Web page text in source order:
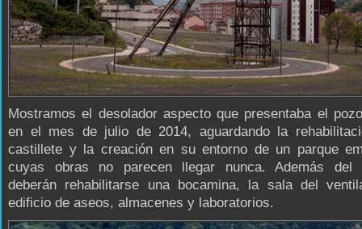
Mostramos el desolador aspecto que presentaba el
en el mes de julio de 2014, aguardando la
castillete y la creación en su entorno de un parque
cuyas obras no parecen llegar nunca. Además del
deberán rehabilitarse una bocamina, la sala del
edificio de aseos, almacenes y laboratorios.